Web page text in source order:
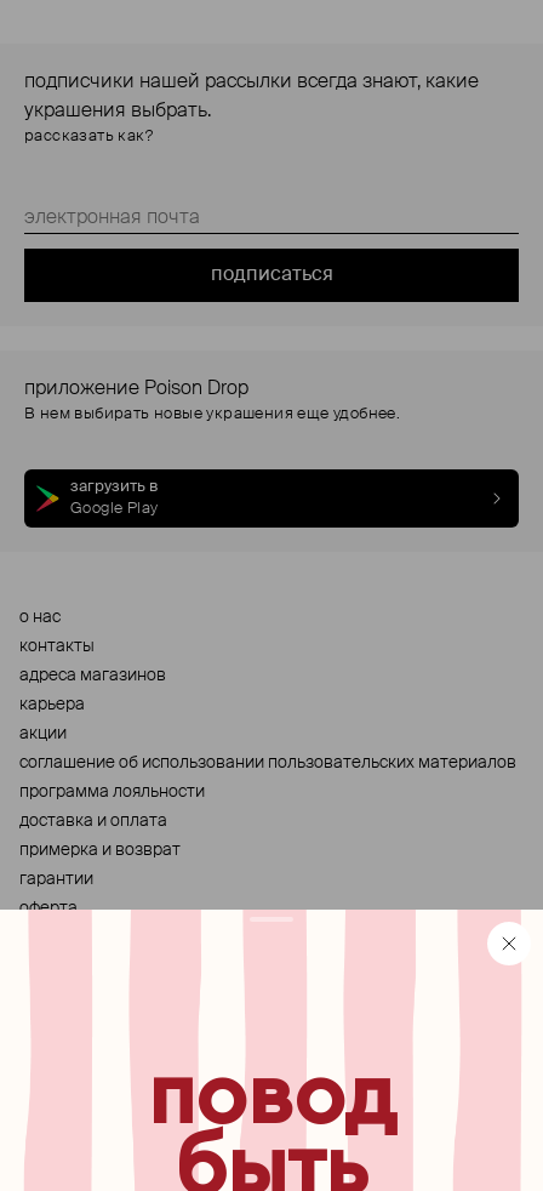
подписчики нашей рассылки всегда знают, какие
украшения выбрать.
рассказать как?
подписаться
приложение Poison Drop
В нем выбирать новые украшения еще удобнее.
загрузить в
Google Play
о нас
контакты
адреса магазинов
карьера
акции
cоглашение об использовании пользовательских материалов
программа лояльности
доставка и оплата
примерка и возврат
гарантии
оферта
узнавайте первыми о
новинках, специальных
мероприятиях, скидках иповод
быть